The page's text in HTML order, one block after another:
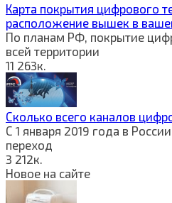
Карта покрытия цифрового
расположение вышек в
По планам РФ, покрытие
всей территории
11 263к.
Сколько всего каналов
С 1 января 2019 года в
переход
3 212к.
Новое на сайте